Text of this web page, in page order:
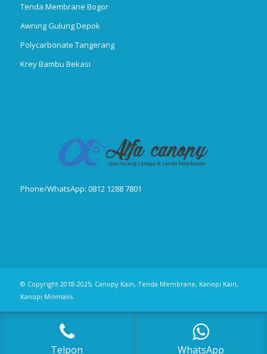
Tenda Membrane Bogor
Awning Gulung Depok
Polycarbonate Tangerang
Krey Bambu Bekasi
Phone/WhatsApp: 0812 1288 7801
© Copyright 2018-2025, Canopy Kain, Tenda Membrane, Kanopi Kain,
Kanopi Minmalis
Telpon WhatsApp